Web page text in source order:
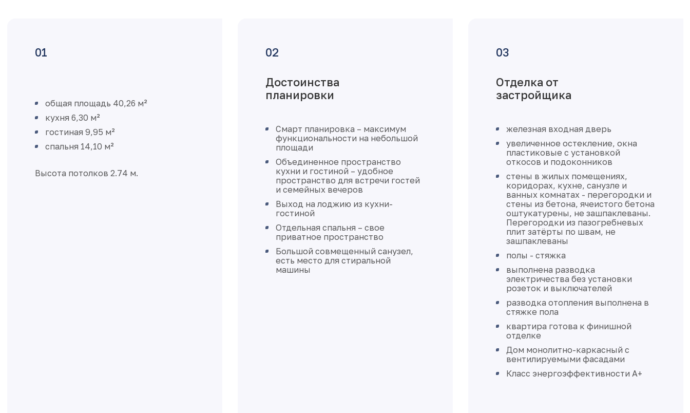
общая площадь 40,26 м²
кухня 6,30 м²
гостиная 9,95 м²
спальня 14,10 м²
Высота потолков 2.74 м.
Достоинства
планировки
Смарт планировка – максимум
функциональности на небольшой
площади
Объединенное пространство
кухни и гостиной – удобное
пространство для встречи гостей
и семейных вечеров
Выход на лоджию из кухни-
гостиной
Отдельная спальня – свое
приватное пространство
Большой совмещенный санузел,
есть место для стиральной
машины
Отделка от
застройщика
железная входная дверь
увеличенное остекление, окна
пластиковые с установкой
откосов и подоконников
стены в жилых помещениях,
коридорах, кухне, санузле и
ванных комнатах - перегородки и
стены из бетона, ячеистого бетона
оштукатурены, не зашпаклеваны.
Перегородки из пазогребневых
плит затёрты по швам, не
зашпаклеваны
полы - стяжка
выполнена разводка
электричества без установки
розеток и выключателей
разводка отопления выполнена в
стяжке пола
квартира готова к финишной
отделке
Дом монолитно-каркасный с
вентилируемыми фасадами
Класс энергоэффективности А+